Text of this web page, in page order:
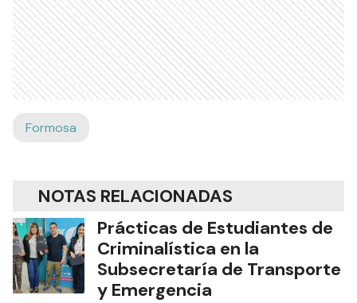
Formosa
NOTAS RELACIONADAS
Prácticas de Estudiantes de
Criminalística en la
Subsecretaría de Transporte
y Emergencia